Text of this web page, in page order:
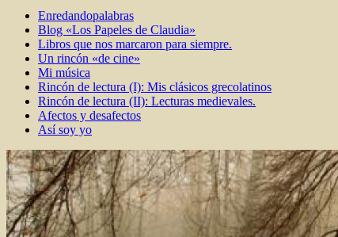
Enredandopalabras
Blog «Los Papeles de Claudia»
Libros que nos marcaron para siempre.
Un rincón «de cine»
Mi música
Rincón de lectura (I): Mis clásicos grecolatinos
Rincón de lectura (II): Lecturas medievales.
Afectos y desafectos
Así soy yo